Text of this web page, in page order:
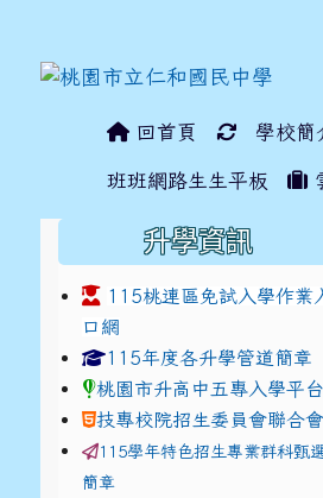
回首頁 學校簡
班班網路生生平板
升學資訊
115桃連區免試入學作業
口網
link to https://
115年度各升學管道簡章
桃園市升高中五專入學平台
技專校院招生委員會聯合會
115學年特色招生專業群科甄
簡章